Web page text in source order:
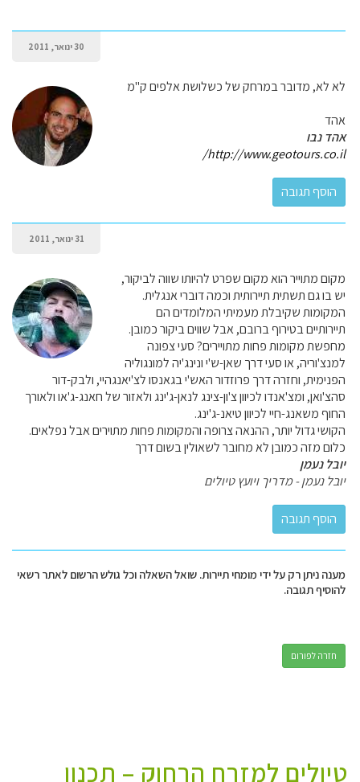
30 ינואר, 2011
לא לא, מדובר במרחק של כשלושת אלפים ק"מ
אהד
אהד נבו
http://www.geotours.co.il/
31 ינואר, 2011
מקום מתוייר הוא מקום שפרט להיותו שווה לביקור,
יש בו גם תשתית תיירותית וכמה דוברי אנגלית.
המקומות שקיבלת מעמיתי המלומדים הם
תיירותיים בטירוף ברובם, אבל שווים ביקור כמובן.
מחפשת מקומות פחות מתויירים? סעי צפונה
למנצ'וריה, או סעי דרך שאן-ש'י ונינג'יה למונגוליה
הפנימית, וחזרה דרך פרוזדור האש'י בגאנסו לצ'יאנגהיי, ולבק-דור
סהצ'ואן, ומצ'אנדו לכיוון צ'ון-צינג לנאן-ג'ינג ולאזור של חאנג-ג'או ולאורך
החוף משאנג-חיי לכיוון טיאנ-ג'ינג.
הקושי גדול יותר, ההנאה צרופה והמקומות פחות מתוירים אבל נפלאים.
כלום מזה כמובן לא מחובר לשאולין בשום דרך
יובל נעמן
יובל נעמן - מדריך ויועץ טיולים
מענה ניתן רק על ידי מומחי תיירות. שואל השאלה וכל גולש הרשום לאתר רשאי
להוסיף תגובה.
חזרה לפורום
טיולים למזרח הרחוק – תכנון